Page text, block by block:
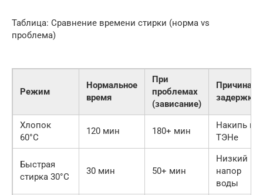
Таблица: Сравнение времени стирки (норма vs
проблема)
Режим
Нормальное
время
При
проблемах
(зависание)
Причина
задержки
Хлопок
60°C
120 мин 180+ мин
Накипь на
ТЭНе
Быстрая
стирка 30°C
30 мин 50+ мин
Низкий
напор
воды